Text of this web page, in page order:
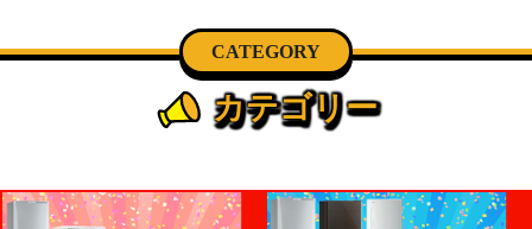
CATEGORY
カテゴリー